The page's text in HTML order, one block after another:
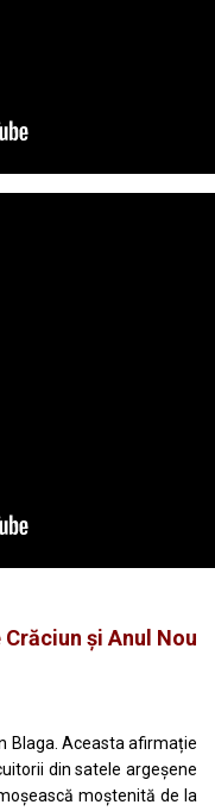
şi Anul Nou
Blaga. Aceasta afirmație
din satele argeșene
moștenită de la